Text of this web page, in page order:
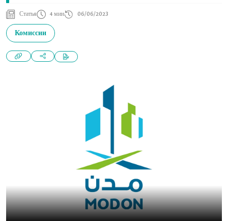
Статья 4 мин 06/06/2023
Комиссии